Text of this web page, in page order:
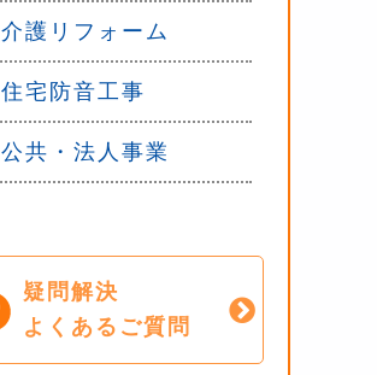
介護リフォーム
住宅防音工事
公共・法人事業
疑問解決
よくあるご質問